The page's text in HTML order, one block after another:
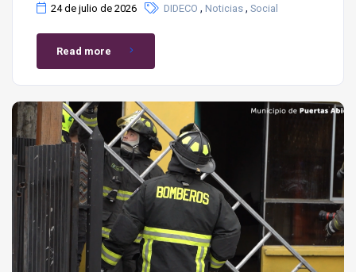
24 de julio de 2026 DIDECO , Noticias , Social
Read more